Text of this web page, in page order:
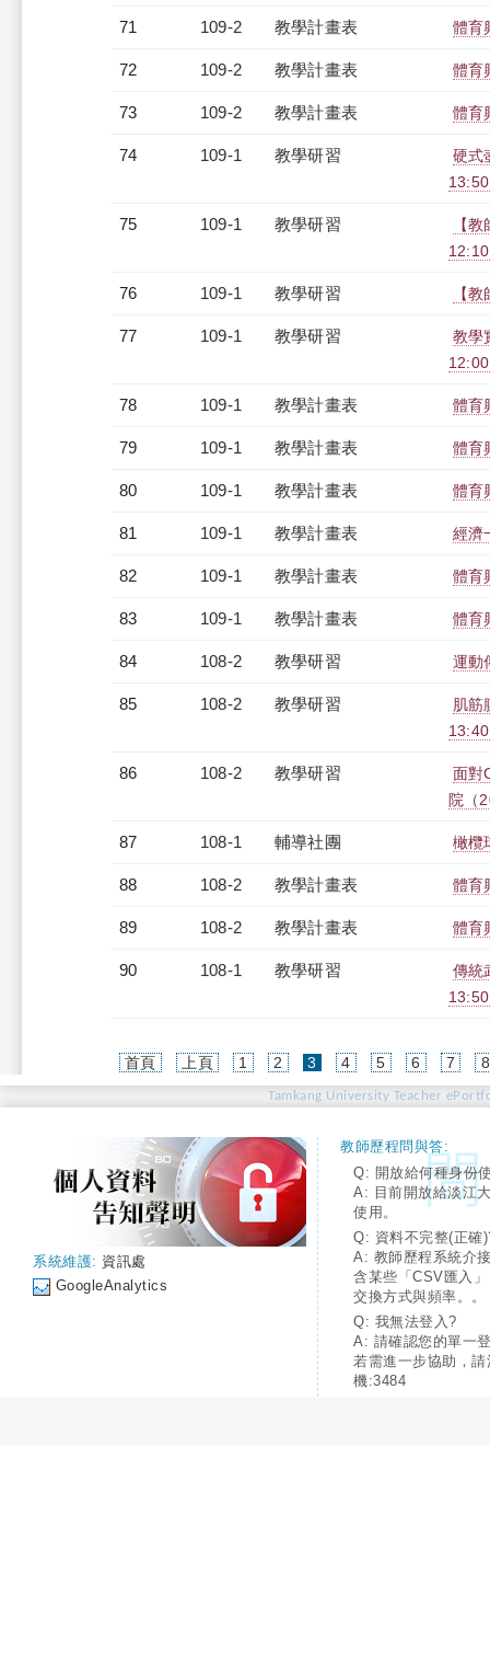
71 109-2 教學計畫表 體育
72 109-2 教學計畫表 體育
73 109-2 教學計畫表 體育
74 109-1 教學研習
硬式
75 109-1 教學研習
【
76 109-1 教學研習 【
77 109-1 教學研習
教學
78 109-1 教學計畫表 體育
79 109-1 教學計畫表 體育
80 109-1 教學計畫表 體育
81 109-1 教學計畫表 經濟
82 109-1 教學計畫表 體育
83 109-1 教學計畫表 體育
84 108-2 教學研習 運動
85 108-2 教學研習
肌筋
86 108-2 教學研習
面對
院（
87 108-1 輔導社團 橄欖
88 108-2 教學計畫表 體育
89 108-2 教學計畫表 體育
90 108-1 教學研習
傳統
首頁 上頁 1 2 3 (current)
4 5 6 7 8
Tamkang University Teacher
系統維護: 資訊處
GoogleAnalytics
教師歷程問與答:
Q: 開放給何種身份
A: 目前開放給淡江
使用。
Q: 資料不完整(正確
A: 教師歷程系統介
含某些「CSV匯入
交換方式與頻率。。
Q: 我無法登入?
A: 請確認您的單一
若需進一步協助，
機:3484